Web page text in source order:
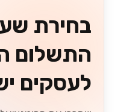
לעסקים
את כללי המשחק
הזדמנויות חדשות